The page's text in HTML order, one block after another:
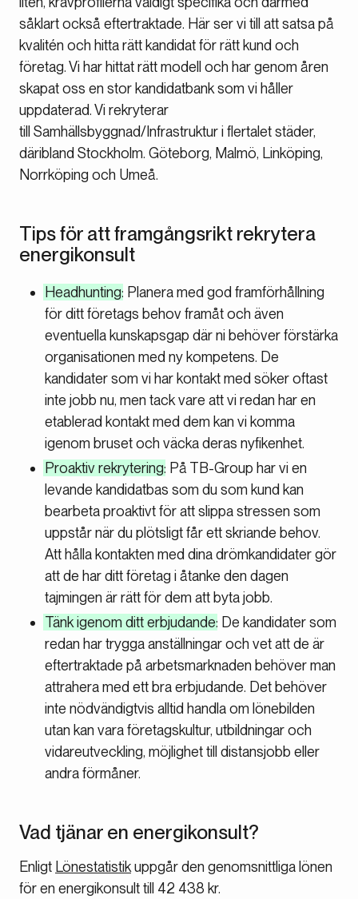
såklart också eftertraktade. Här ser vi till att satsa på
kvalitén och hitta rätt kandidat för rätt kund och
företag. Vi har hittat rätt modell och har genom åren
skapat oss en stor kandidatbank som vi håller
uppdaterad. Vi rekryterar
till Samhällsbyggnad/Infrastruktur i flertalet städer,
däribland Stockholm. Göteborg, Malmö, Linköping,
Norrköping och Umeå.
Tips för att framgångsrikt rekrytera
energikonsult
Headhunting: Planera med god framförhållning
för ditt företags behov framåt och även
eventuella kunskapsgap där ni behöver förstärka
organisationen med ny kompetens. De
kandidater som vi har kontakt med söker oftast
inte jobb nu, men tack vare att vi redan har en
etablerad kontakt med dem kan vi komma
igenom bruset och väcka deras nyfikenhet.
Proaktiv rekrytering: På TB-Group har vi en
levande kandidatbas som du som kund kan
bearbeta proaktivt för att slippa stressen som
uppstår när du plötsligt får ett skriande behov.
Att hålla kontakten med dina drömkandidater gör
att de har ditt företag i åtanke den dagen
tajmingen är rätt för dem att byta jobb.
Tänk igenom ditt erbjudande: De kandidater som
redan har trygga anställningar och vet att de är
eftertraktade på arbetsmarknaden behöver man
attrahera med ett bra erbjudande. Det behöver
inte nödvändigtvis alltid handla om lönebilden
utan kan vara företagskultur, utbildningar och
vidareutveckling, möjlighet till distansjobb eller
andra förmåner.
Vad tjänar en energikonsult?
Enligt Lönestatistikuppgår den genomsnittliga lönen
för en energikonsult till 42 438 kr.